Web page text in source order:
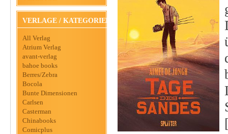
VERLAGE / KATEGORIEN
All Verlag
Atrium Verlag
avant-verlag
bahoe books
Berres/Zebra
Bocola
Bunte Dimensionen
Carlsen
Casterman
Chinabooks
Comicplus